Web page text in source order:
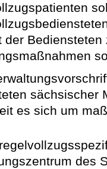
der Bediensteten
sächsischer
es sich um
des